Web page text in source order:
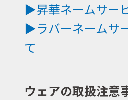
▶昇華ネームサー
▶ラバーネームサ
て
ウェアの取扱注意